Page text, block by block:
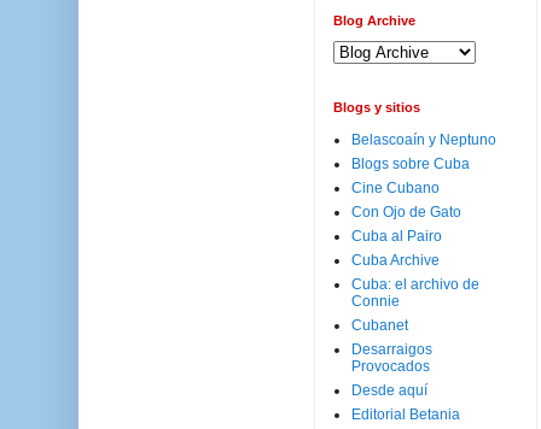
Blog Archive
Blogs y sitios
Belascoaín y Neptuno
Blogs sobre Cuba
Cine Cubano
Con Ojo de Gato
Cuba al Pairo
Cuba Archive
Cuba: el archivo de
Connie
Cubanet
Desarraigos
Provocados
Desde aquí
Editorial Betania